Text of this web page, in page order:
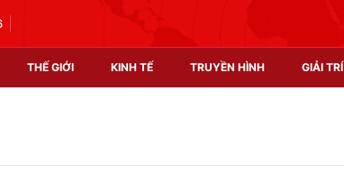
THẾ GIỚI KINH TẾ TRUYỀN HÌNH GIẢI TRÍ